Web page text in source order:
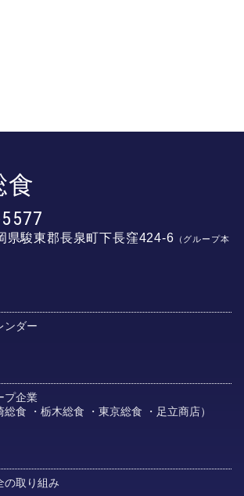
食
県駿東郡長泉町下長窪424-6 （グループ本
ンダー
プ企業
総食
栃木総食 東京総食 足立商店
の取り組み